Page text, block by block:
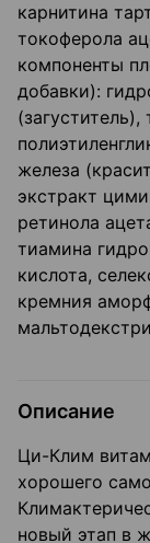
карнитина
токоферола
компоненты
добавки):
железа
экстракт
ретинола
тиамина
кислота,
кремния
Описание
Ци-Клим
хорошего
новый этап в